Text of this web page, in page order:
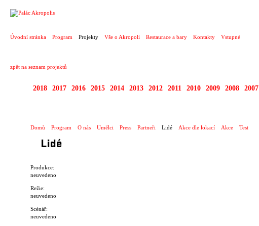
Úvodní stránka Program Projekty Vše o Akropoli Restaurace a bary Kontakty Vstupné
zpět na seznam projektů
2018 2017 2016 2015 2014 2013 2012 2011 2010 2009 2008 2007
Domů Program O nás Umělci Press Partneři Lidé Akce dle lokací Akce Test
Lidé
Produkce:
neuvedeno
Režie:
neuvedeno
Scénář:
neuvedeno